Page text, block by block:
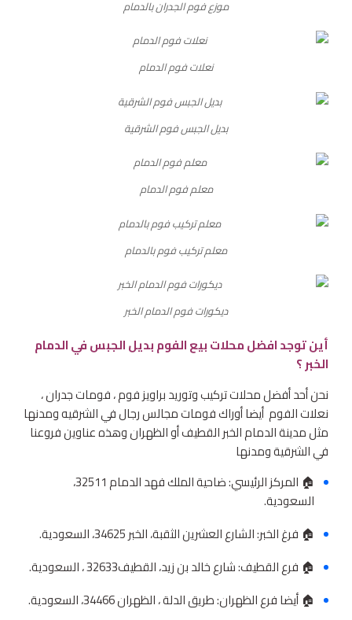
موزع فوم الجدران بالدمام
نعلات فوم الدمام
بديل الجبس فوم الشرقية
معلم فوم الدمام
معلم تركيب فوم بالدمام
ديكورات فوم الدمام الخبر
أين توجد افضل محلات بيع الفوم بديل الجبس في الدمام
الخبر ؟
نحن أحد أفضل محلات تركيب وتوريد براويز فوم ، فومات جدران ،
نعلات الفوم أيضا أوراك فومات مجالس رجال في الشرقيه ومدنها
مثل مدينة الدمام الخبر القطيف أو الظهران وهذه عناوين فروعنا
في الشرقية ومدنها
🏠 المركز الرئيسي: ضاحية الملك فهد الدمام 32511،
السعودية.
🏠 فرغ الخبر: الشارع العشرين الثقبة، الخبر 34625، السعودية.
🏠 فرع القطيف: شارع خالد بن زيد، القطيف‎ 32633، السعودية.
🏠 أيضا فرع الظهران: طريق الدلة ، الظهران 34466، السعودية.